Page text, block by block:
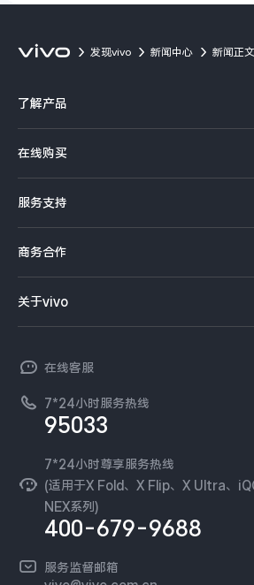
发现vivo 新闻中心 新闻正文
了解产品
Y系列
iQOO手机
NEX系列
在线购买
选购配件
订单查询
服务支持
查找手机
环保回收
安全公告
服务隐私政策
Log还原LUTs下载
vivo 办公套件
商务合作
vivo 企业业务
廉正合规
国补营业执照
无线电发射设备销售备案
关于vivo
工作机会
新闻资讯
可持续发展
vivo 蔡司影像
开发者社区
在线客服
7*24小时服务热线
95033
7*24小时尊享服务热线
(适用于X Fold、X Flip、X Ultra、
NEX系列)
400-679-9688
服务监督邮箱